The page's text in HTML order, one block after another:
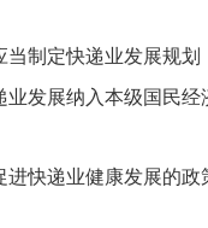
制定快递业发展规划
发展纳入本级国民
快递业健康发展的